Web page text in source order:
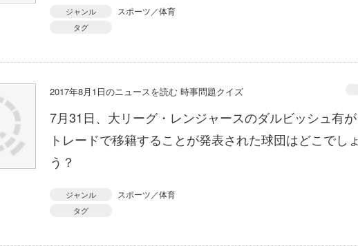
ジャンル スポーツ／体育
タグ
2017年8月1日のニュースを読む 時事問題クイズ
7月31日、大リーグ・レンジャースのダルビッシュ有が
トレードで移籍することが発表された球団はどこでしょ
う？
ジャンル スポーツ／体育
タグ